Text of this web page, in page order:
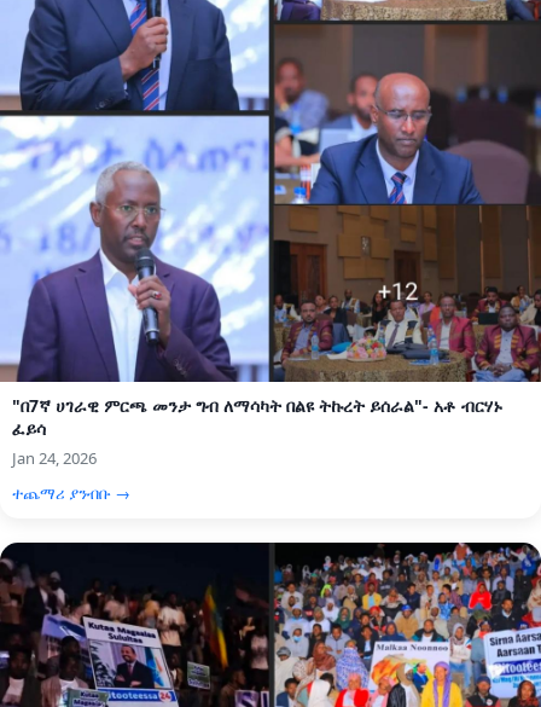
"በ7ኛ ሀገራዊ ምርጫ መንታ ግብ ለማሳካት በልዩ ትኩረት ይሰራል"- አቶ ብርሃኑ
ፈይሳ
Jan 24, 2026
ተጨማሪ ያንብቡ →